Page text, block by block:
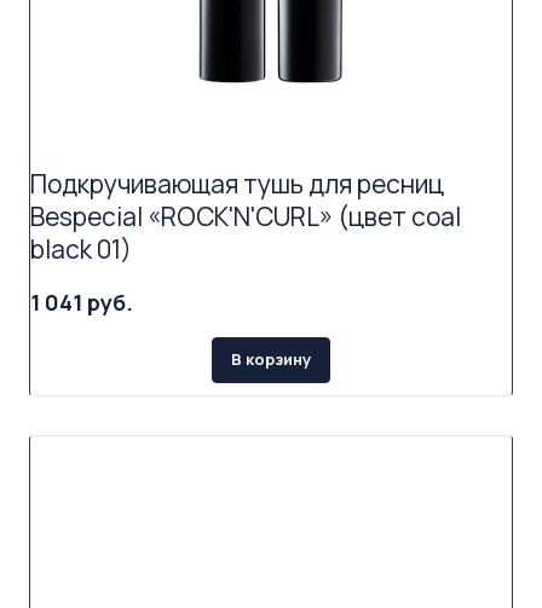
Подкручивающая тушь для ресниц
Bespecial «ROCK'N'CURL» (цвет coal
black 01)
1 041 руб.
В корзину